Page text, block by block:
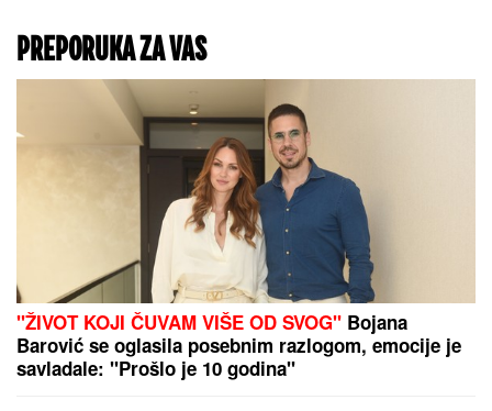
NIJEDAN GREŠNIK NIJE
ODBAČEN IZ CRKVE:
Starac Emilijan
Simonopetrit otkriva
zašto čovek ne sme da
izgubi nadu